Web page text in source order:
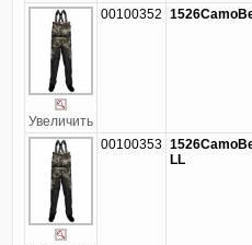
Увеличить
00100352
00100353
LL